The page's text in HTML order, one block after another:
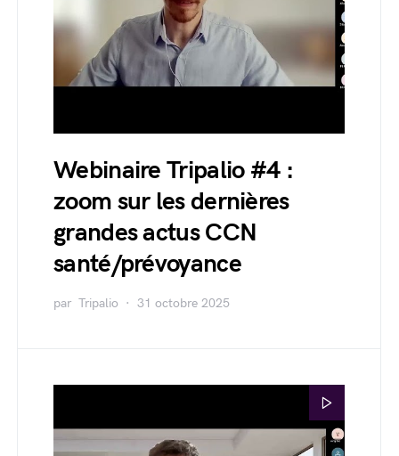
Webinaire Tripalio #4 :
zoom sur les dernières
grandes actus CCN
santé/prévoyance
par Tripalio 31 octobre 2025